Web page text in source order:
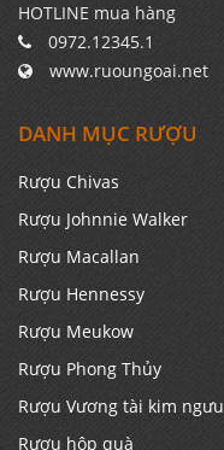
HOTLINE mua hàng
0972.12345.1
www.ruoungoai.net
DANH MỤC RƯỢU
Rượu Chivas
Rượu Johnnie Walker
Rượu Macallan
Rượu Hennessy
Rượu Meukow
Rượu Phong Thủy
Rượu Vương tài kim ngưu
Rượu hộp quà